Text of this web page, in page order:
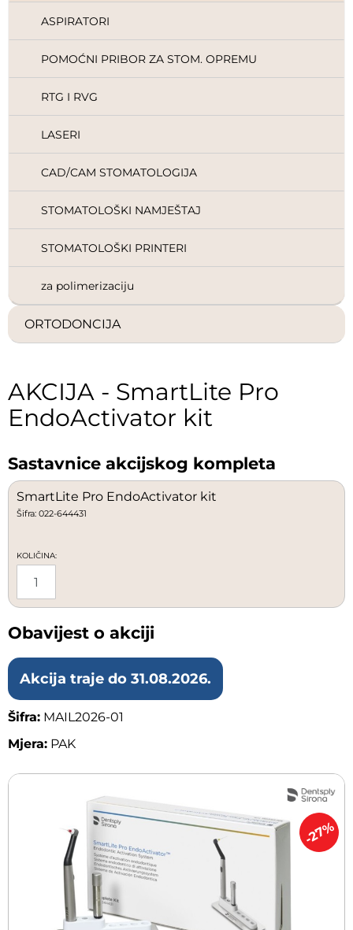
ASPIRATORI
POMOĆNI PRIBOR ZA STOM. OPREMU
RTG I RVG
LASERI
CAD/CAM STOMATOLOGIJA
STOMATOLOŠKI NAMJEŠTAJ
STOMATOLOŠKI PRINTERI
za polimerizaciju
ORTODONCIJA
AKCIJA - SmartLite Pro
EndoActivator kit
Sastavnice akcijskog kompleta
SmartLite Pro EndoActivator kit
Šifra: 022-644431
KOLIČINA:
1
Obavijest o akciji
Akcija traje do 31.08.2026.
Šifra: MAIL2026-01
Mjera: PAK
-27%